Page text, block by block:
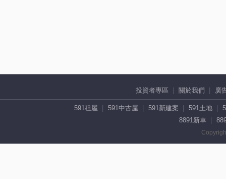
投資者專區 關於我們 廣
591租屋 591中古屋 591新建案 591土地
8891新車